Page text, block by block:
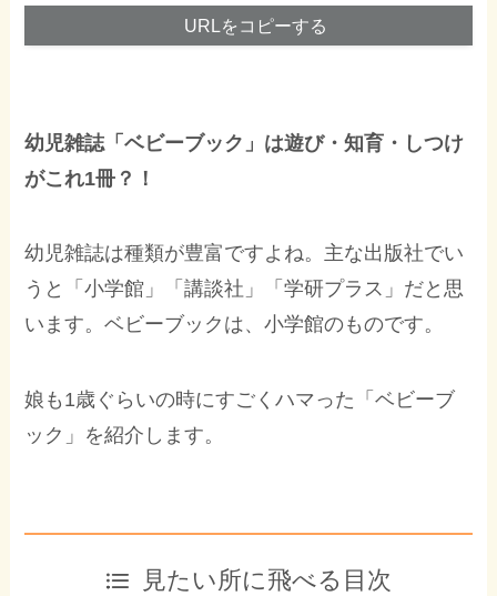
URLをコピーする
幼児雑誌「ベビーブック」は遊び・知育・しつけ
がこれ1冊？！
幼児雑誌は種類が豊富ですよね。主な出版社でい
うと「小学館」「講談社」「学研プラス」だと思
います。ベビーブックは、小学館のものです。
娘も1歳ぐらいの時にすごくハマった「ベビーブ
ック」を紹介します。
見たい所に飛べる目次